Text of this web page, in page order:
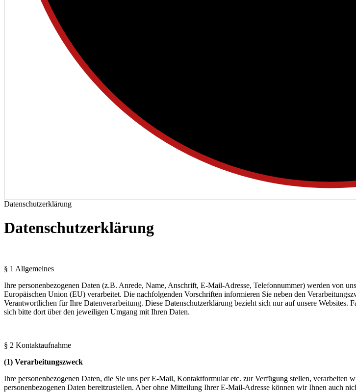
Datenschutzerklärung
Datenschutzerklärung
§ 1 Allgemeines
Ihre personenbezogenen Daten (z.B. Anrede, Name, Anschrift, E-Mail-Adresse, Telefonnummer) werden von
Europäischen Union (EU) verarbeitet. Die nachfolgenden Vorschriften informieren Sie neben den
Verantwortlichen für Ihre Datenverarbeitung. Diese Datenschutzerklärung bezieht sich nur auf unsere
sich bitte dort über den jeweiligen Umgang mit Ihren Daten.
§ 2 Kontaktaufnahme
(1) Verarbeitungszweck
Ihre personenbezogenen Daten, die Sie uns per E-Mail, Kontaktformular etc. zur Verfügung stellen,
personenbezogenen Daten bereitzustellen. Aber ohne Mitteilung Ihrer E-Mail-Adresse können wir Ihnen auch